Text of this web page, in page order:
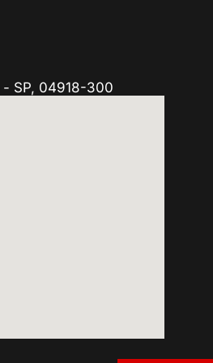
- SP, 04918-300